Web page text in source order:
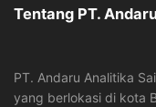
Tentang PT.
PT. Andaru Analitika
yang berlokasi di kota